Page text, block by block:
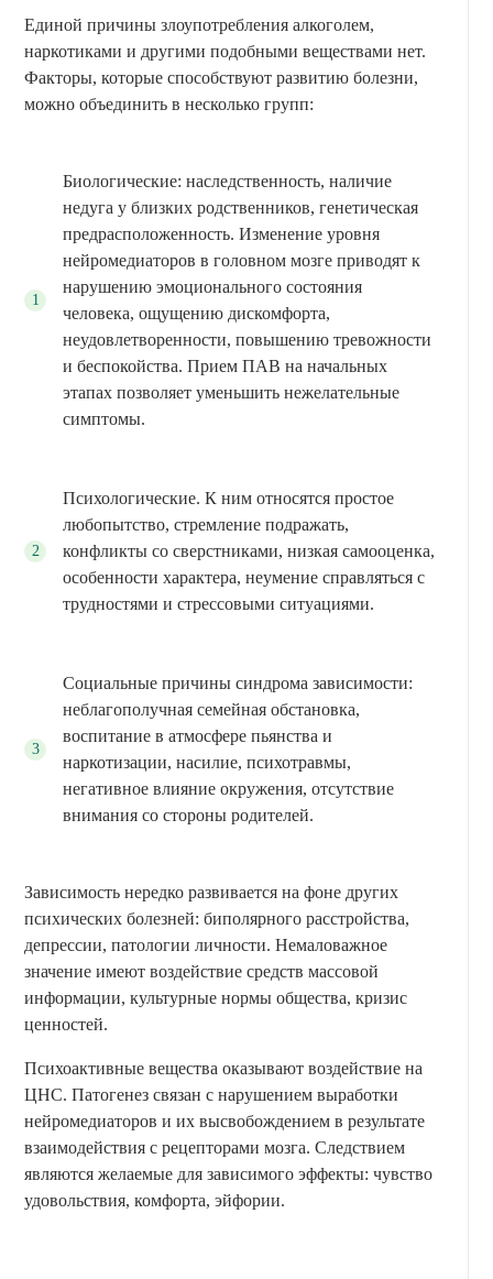
Единой причины злоупотребления алкоголем,
наркотиками и другими подобными веществами нет.
Факторы, которые способствуют развитию болезни,
можно объединить в несколько групп:
Биологические: наследственность, наличие
недуга у близких родственников, генетическая
предрасположенность. Изменение уровня
нейромедиаторов в головном мозге приводят к
нарушению эмоционального состояния
человека, ощущению дискомфорта,
неудовлетворенности, повышению тревожности
и беспокойства. Прием ПАВ на начальных
этапах позволяет уменьшить нежелательные
симптомы.
Психологические. К ним относятся простое
любопытство, стремление подражать,
конфликты со сверстниками, низкая самооценка,
особенности характера, неумение справляться с
трудностями и стрессовыми ситуациями.
Социальные причины синдрома зависимости:
неблагополучная семейная обстановка,
воспитание в атмосфере пьянства и
наркотизации, насилие, психотравмы,
негативное влияние окружения, отсутствие
внимания со стороны родителей.
Зависимость нередко развивается на фоне других
психических болезней: биполярного расстройства,
депрессии, патологии личности. Немаловажное
значение имеют воздействие средств массовой
информации, культурные нормы общества, кризис
ценностей.
Психоактивные вещества оказывают воздействие на
ЦНС. Патогенез связан с нарушением выработки
нейромедиаторов и их высвобождением в результате
взаимодействия с рецепторами мозга. Следствием
являются желаемые для зависимого эффекты: чувство
удовольствия, комфорта, эйфории.